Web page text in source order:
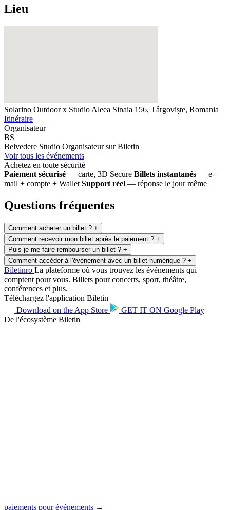
Lieu
Solarino Outdoor x Studio Aleea Sinaia 156, Târgoviște, Romania
Itinéraire
Organisateur
BS
Belvedere Studio Organisateur sur Biletin
Voir tous les événements
Achetez en toute sécurité
Paiement sécurisé — carte, 3D Secure Billets instantanés — e-
mail + compte + Wallet Support réel — réponse le jour même
Questions fréquentes
Comment acheter un billet ? +
Comment recevoir mon billet après le paiement ? +
Puis-je me faire rembourser un billet ? +
Comment accéder à l'événement avec un billet numérique ? +
Biletinro La plateforme où vous trouvez les événements qui
comptent pour vous. Billets pour concerts, sport, théâtre,
conférences et plus.
Téléchargez l'application Biletin
Download on the App Store GET IT ON Google Play
De l'écosystème Biletin
paiements pour événements →